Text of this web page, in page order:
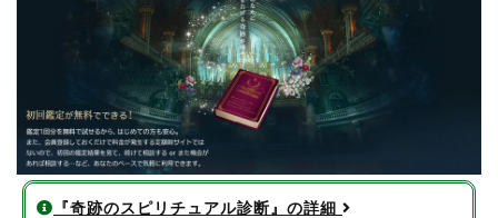
『奇跡のスピリチュアル診断』の詳細